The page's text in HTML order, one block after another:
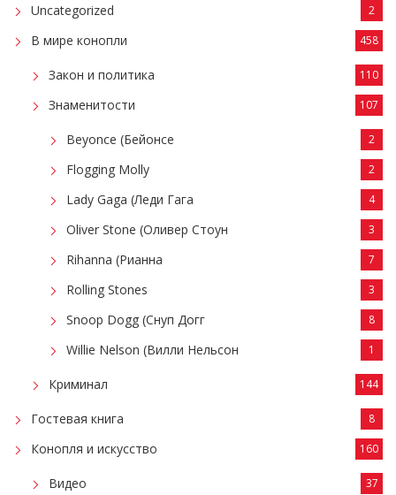
Uncategorized 2
В мире конопли 458
Закон и политика 110
Знаменитости 107
Beyonce (Бейонсе 2
Flogging Molly 2
Lady Gaga (Леди Гага 4
Oliver Stone (Оливер Стоун 3
Rihanna (Рианна 7
Rolling Stones 3
Snoop Dogg (Снуп Догг 8
Willie Nelson (Вилли Нельсон 1
Криминал 144
Гостевая книга 8
Конопля и искусство 160
Видео 37